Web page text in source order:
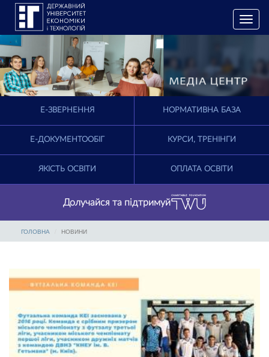
T
o
e
i
a
E-ЗВЕРНЕННЯ НОРМАТИВНА БАЗА
Е-ДОКУМЕНТООБІГ КУРСИ, ТРЕНІНГИ
ЯКІСТЬ ОСВІТИ ОПЛАТА ОСВІТИ
Долучайся та підтримуй
ГОЛОВНА НОВИНИ